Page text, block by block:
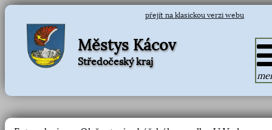
přejít na klasickou verzi webu
Městys Kácov
Středočeský kraj